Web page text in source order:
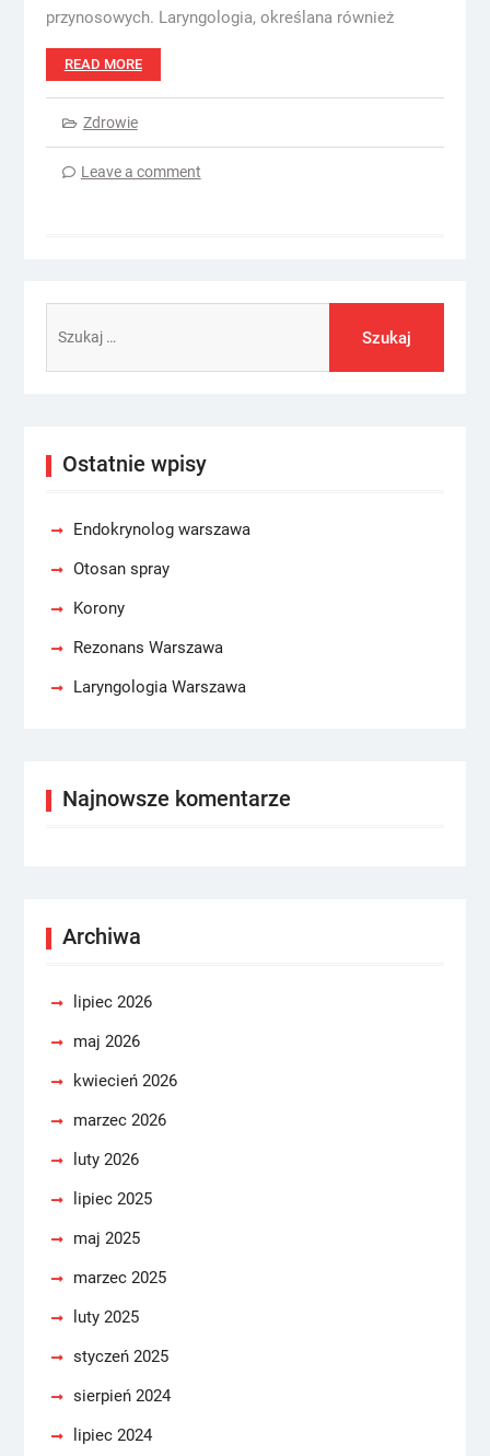
przynosowych. Laryngologia, określana również
READ MORE
Zdrowie
Leave a comment
Ostatnie wpisy
Endokrynolog warszawa
Otosan spray
Korony
Rezonans Warszawa
Laryngologia Warszawa
Najnowsze komentarze
Archiwa
lipiec 2026
maj 2026
kwiecień 2026
marzec 2026
luty 2026
lipiec 2025
maj 2025
marzec 2025
luty 2025
styczeń 2025
sierpień 2024
lipiec 2024